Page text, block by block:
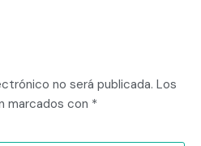
no será publicada. Los
marcados con *